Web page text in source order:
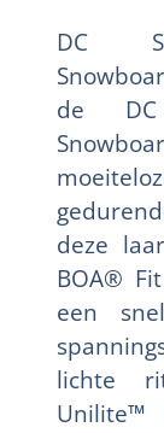
DC
de DC
deze
BOA®
een
lichte
Unilite™